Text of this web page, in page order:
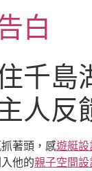
白
千島
人反
著頭，感遊艇設
他的親子空間設